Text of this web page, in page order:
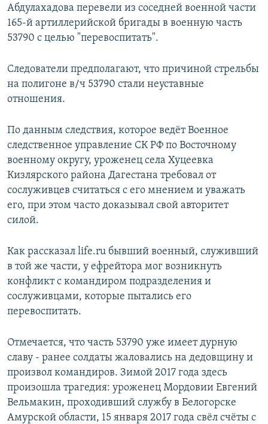
Абдулахадова перевели из соседней военной части
165-й артиллерийской бригады в военную часть
53790 с целью "перевоспитать".
Следователи предполагают, что причиной стрельбы
на полигоне в/ч 53790 стали неуставные
отношения.
По данным следствия, которое ведёт Военное
следственное управление СК РФ по Восточному
военному округу, уроженец села Хуцеевка
Кизлярского района Дагестана требовал от
сослуживцев считаться с его мнением и уважать
его, при этом часто доказывал свой авторитет
силой.
Как рассказал life.ru бывший военный, служивший
в той же части, у ефрейтора мог возникнуть
конфликт с командиром подразделения и
сослуживцами, которые пытались его
перевоспитать.
Отмечается, что часть 53790 уже имеет дурную
славу - ранее солдаты жаловались на дедовщину и
произвол командиров. Зимой 2017 года здесь
произошла трагедия: уроженец Мордовии Евгений
Вельмакин, проходивший службу в Белогорске
Амурской области, 15 января 2017 года свёл счёты с